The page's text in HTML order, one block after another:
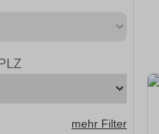
mehr Filter